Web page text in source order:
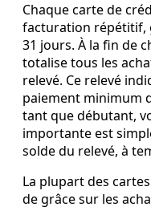
Chaque carte de
facturation répétitif,
31 jours. À la fin de
totalise tous les
relevé. Ce relevé
paiement minimum
tant que débutant,
importante est
solde du relevé, à
La plupart des
de grâce sur les